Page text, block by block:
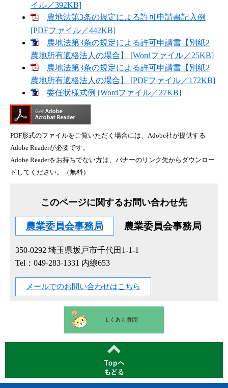
イル／392KB]
農地法第3条の規定による許可申請書記入例
[PDFファイル／442KB]
農地法第3条の規定による許可申請書【別紙2
農地所有適格法人の場合】 [Wordファイル／25KB]
農地法第3条の規定による許可申請書【別紙2
農地所有適格法人の場合】 [PDFファイル／172KB]
委任状様式例 [Wordファイル／27KB]
PDF形式のファイルをご覧いただく場合には、Adobe社が提供する
Adobe Readerが必要です。
Adobe Readerをお持ちでない方は、バナーのリンク先からダウンロー
ドしてください。（無料）
このページに関するお問い合わせ先
農業委員会事務局 農業委員会事務局
350-0292 埼玉県坂戸市千代田1-1-1
Tel：049-283-1331 内線653
メールでのお問い合わせはこちら